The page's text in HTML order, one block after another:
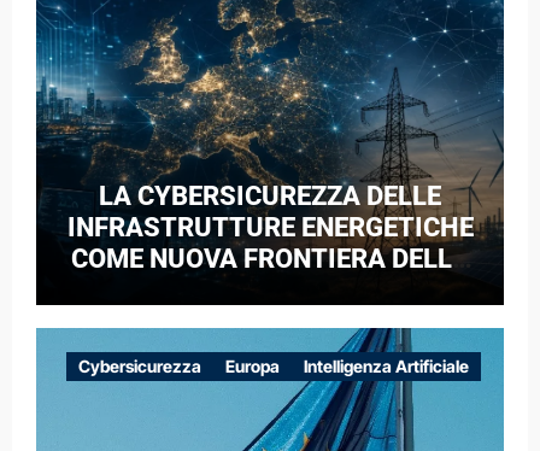
LA CYBERSICUREZZA DELLE
INFRASTRUTTURE ENERGETICHE
COME NUOVA FRONTIERA DELLA
CASO DELLE RETI ELETTRICHE
EUROPEE NEL CONTESTO DELLA
GUERRA IBRIDA
Cybersicurezza Europa Intelligenza Artificiale